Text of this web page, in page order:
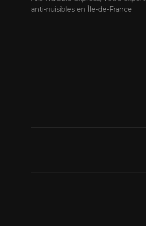
anti-nuisibles en Île-de-France